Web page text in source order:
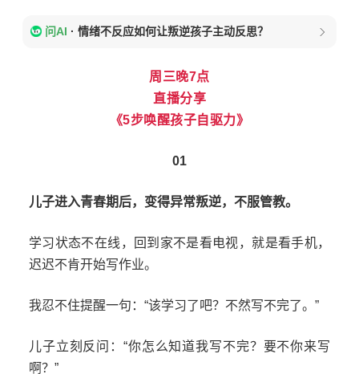
问AI · 情绪不反应如何让叛逆孩子主动反思？
周三晚7点
直播分享
《5步唤醒孩子自驱力》
01
儿子进入青春期后，变得异常叛逆，不服管教。
学习状态不在线，回到家不是看电视，就是看手机，
迟迟不肯开始写作业。
我忍不住提醒一句：“该学习了吧？不然写不完了。”
儿子立刻反问：“你怎么知道我写不完？要不你来写
啊？”